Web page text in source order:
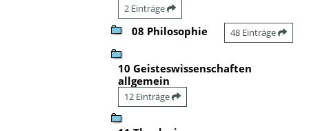
2 Einträge
08 Philosophie 48 Einträge
10 Geisteswissenschaften
allgemein
12 Einträge